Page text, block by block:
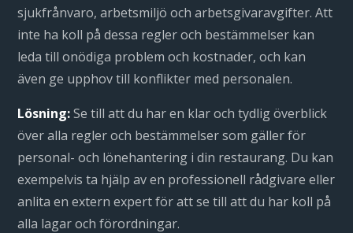
sjukfrånvaro, arbetsmiljö och arbetsgivaravgifter. Att
inte ha koll på dessa regler och bestämmelser kan
leda till onödiga problem och kostnader, och kan
även ge upphov till konflikter med personalen.
Lösning:Se till att du har en klar och tydlig överblick
över alla regler och bestämmelser som gäller för
personal- och lönehantering i din restaurang. Du kan
exempelvis ta hjälp av en professionell rådgivare eller
anlita en extern expert för att se till att du har koll på
alla lagar och förordningar.